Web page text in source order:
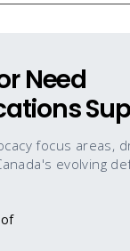
Need
focus areas,
evolving